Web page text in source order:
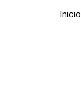
Inicio